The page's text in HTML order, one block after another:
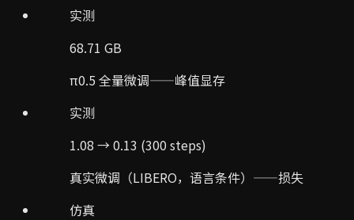
实测
68.71 GB
π0.5 全量微调——峰值显存
实测
1.08 → 0.13 (300 steps)
真实微调（LIBERO，语言条件）——损失
仿真